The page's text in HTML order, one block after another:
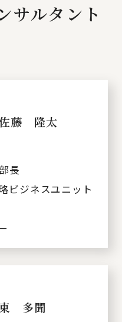
サルタント
藤 隆太
長
ビジネスユニット
多聞